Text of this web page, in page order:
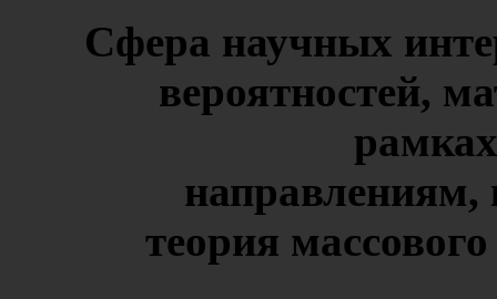
Сфера научных
вероятностей,
направлениям,
теория